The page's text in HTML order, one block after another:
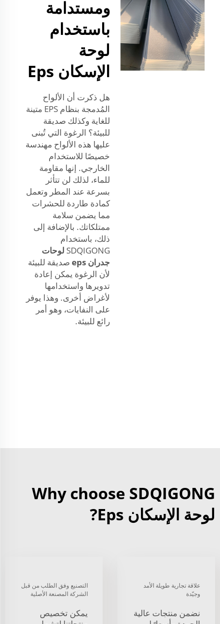
ومستدامة
باستخدام
لوحة
الإسكان Eps
هل ذكرت أن الألواح
المُدمجة بنظام EPS متينة
للغاية وكذلك صديقة
للبيئة؟ الرغوة التي تُبنى
عليها هذه الألواح مهندسة
خصيصًا للاستخدام
الخارجي. إنها مقاومة
للماء، لذلك لن تتأثر
بسرعة عند المطر وتعمل
كمادة طاردة للحشرات
مما يضمن سلامة
ممتلكاتك. بالإضافة إلى
ذلك، باستخدام
SDQIGONG لوحات
جدران eps
صديقة للبيئة
لأن الرغوة يمكن إعادة
تدويرها واستخدامها
لأغراض أخرى. وهذا يوفر
على النفايات، وهو أمر
رائع للبيئة.
Why choose SDQIGONG
لوحة الإسكان Eps?
علاقة تجارية طويلة الأمد
وجيّدة
نضمن منتجات عالية
التصنيع وفق الطلب من قبل
الشركة المصنعة الأصلية
يمكن تخصيص